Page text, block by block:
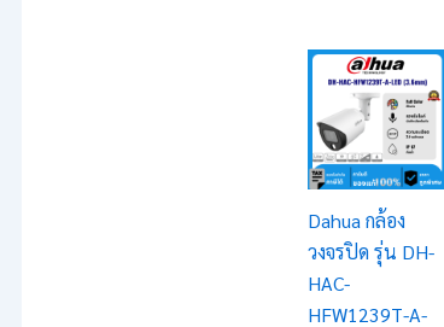
Dahua กล้อง
วงจรปิด รุ่น DH-
HAC-
HFW1239T-A-